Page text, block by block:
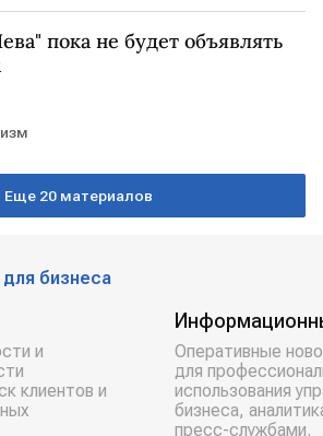
пока не будет объявлять
Еще 20 материалов
бизнеса
и
клиентов и
Оперативные
для
использования
бизнеса,
пресс-службами.